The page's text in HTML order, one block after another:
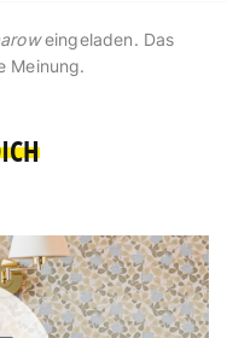
eingeladen. Das
Meinung.